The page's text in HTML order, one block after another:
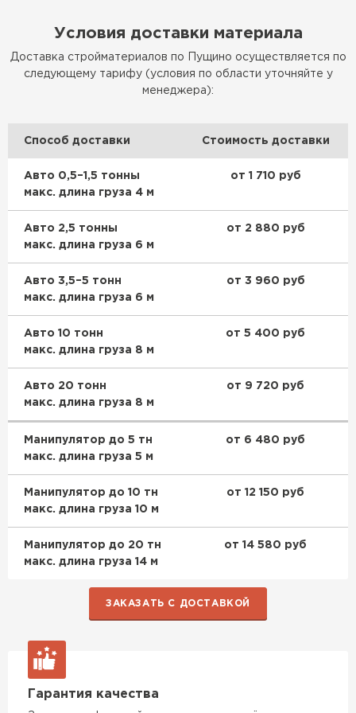
Условия доставки материала
Доставка стройматериалов по Пущино осуществляется по
следующему тарифу (условия по области уточняйте у
менеджера):
Способ доставки Стоимость доставки
Авто 0,5–1,5 тонны
макс. длина груза 4 м
от 1 710 руб
Авто 2,5 тонны
макс. длина груза 6 м
от 2 880 руб
Авто 3,5–5 тонн
макс. длина груза 6 м
от 3 960 руб
Авто 10 тонн
макс. длина груза 8 м
от 5 400 руб
Авто 20 тонн
макс. длина груза 8 м
от 9 720 руб
Манипулятор до 5 тн
макс. длина груза 5 м
от 6 480 руб
Манипулятор до 10 тн
макс. длина груза 10 м
от 12 150 руб
Манипулятор до 20 тн
макс. длина груза 14 м
от 14 580 руб
ЗАКАЗАТЬ С ДОСТАВКОЙ
Гарантия качества
ПЕРЕЙТИ
Утеплитель Ruspanel
Утеплитель Hotrock
Утеплитель Xotpipe
Утеплитель Тимплэкс
Утеплитель Изовол
ПЕРЕЙТИ
Утеплитель Термит
Утеплитель Эковер
Утеплитель Белтеп
Утеплитель Тизол
Утеплитель Термит
Утеплитель Isotec
Утеплитель Ruspanel
Утеплитель Брит
Утеплитель Xotpipe